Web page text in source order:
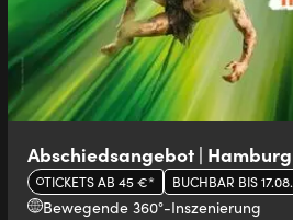
Abschiedsangebot | Hamburg
TICKETS AB 45 €* BUCHBAR BIS 17.08.
Bewegende 360°-Inszenierung